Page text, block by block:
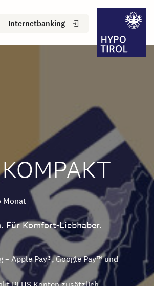
Internetbanking
Monat
Für Komfort-Liebhaber.
– Apple Pay®, Google Pay™ und